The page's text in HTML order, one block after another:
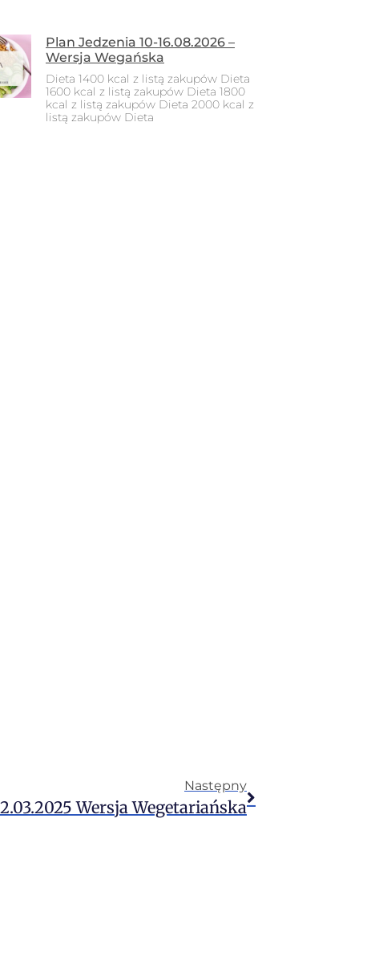
Plan Jedzenia 10-16.08.2026 –
Wersja Wegańska
Dieta 1400 kcal z listą zakupów Dieta
1600 kcal z listą zakupów Dieta 1800
kcal z listą zakupów Dieta 2000 kcal z
listą zakupów Dieta
Następny
Wersja Wegetariańska